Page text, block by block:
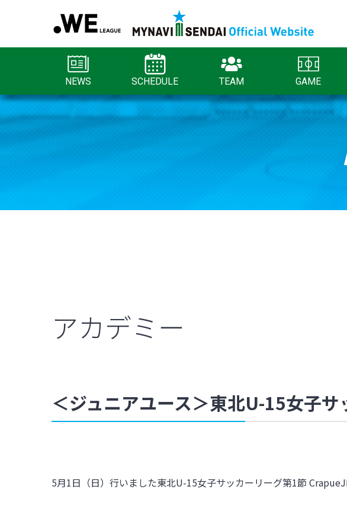
NEWS SCHEDULE TEAM GAME
アカデミー
＜ジュニアユース＞東北U-15女子
5月1日（日）行いました東北U-15女子サッカーリーグ第1節